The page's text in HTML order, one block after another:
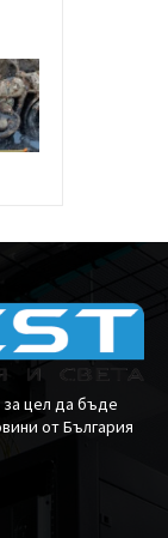
цел да бъде
от България